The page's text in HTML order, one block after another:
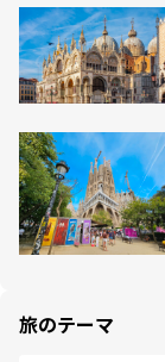
旅のテーマ